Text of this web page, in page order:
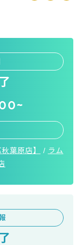
葉原店】 / ラム